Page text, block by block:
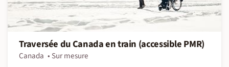
Traversée du Canada en train (accessible PMR)
Canada
Sur mesure